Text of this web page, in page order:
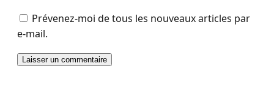
Prévenez-moi de tous les nouveaux articles par
e-mail.